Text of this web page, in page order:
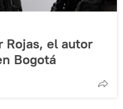
Rojas, el autor
Bogotá